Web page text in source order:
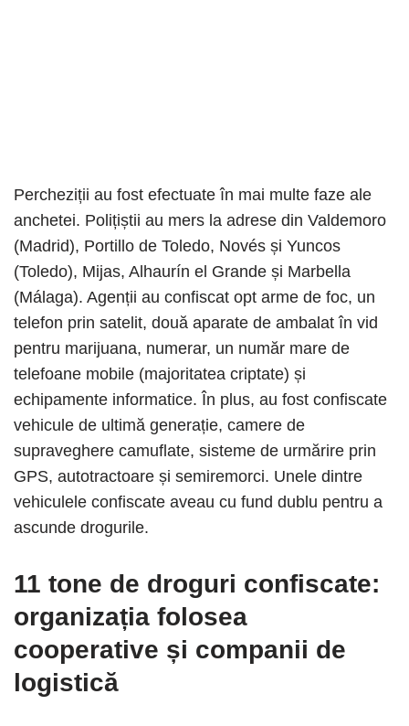
Percheziții au fost efectuate în mai multe faze ale
anchetei. Polițiștii au mers la adrese din Valdemoro
(Madrid), Portillo de Toledo, Novés și Yuncos
(Toledo), Mijas, Alhaurín el Grande și Marbella
(Málaga). Agenții au confiscat opt ​​arme de foc, un
telefon prin satelit, două aparate de ambalat în vid
pentru marijuana, numerar, un număr mare de
telefoane mobile (majoritatea criptate) și
echipamente informatice. În plus, au fost confiscate
vehicule de ultimă generație, camere de
supraveghere camuflate, sisteme de urmărire prin
GPS, autotractoare și semiremorci. Unele dintre
vehiculele confiscate aveau cu fund dublu pentru a
ascunde drogurile.
11 tone de droguri confiscate:
organizația folosea
cooperative și companii de
logistică